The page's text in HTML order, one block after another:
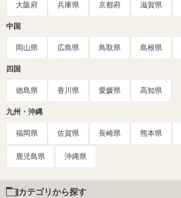
大阪府 兵庫県 京都府 滋賀県
中国
岡山県 広島県 鳥取県 島根県
四国
徳島県 香川県 愛媛県 高知県
九州・沖縄
福岡県 佐賀県 長崎県 熊本県
鹿児島県 沖縄県
カテゴリから探す